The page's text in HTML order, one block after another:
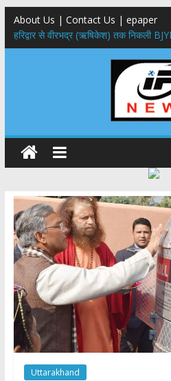
About Us | Contact Us | epaper
​हरिद्वार से वीरभद्र (ऋषिकेश) तक निकली
सूर्या ने की देश व प्रदेशवासियों के कल्याण की
नंदा की चौकी पुल हादसा: PWD के EE, AE
मुख्यमंत्री ने 9 लाख 87 हजार17 पेंशन
राष्ट्रीय हथकरघा दिवस पर मुख्यमंत्री धामी
कारीगरों को किया सम्मानित
​धामी कैबिनेट का बड़ा फैसला: पशुपालकों को
हरिद्वार तक होगा विस्तार
Uttarakhand